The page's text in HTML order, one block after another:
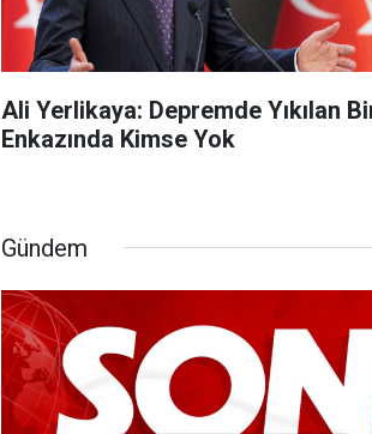
Ali Yerlikaya: Depremde Yıkılan
Enkazında Kimse Yok
Gündem